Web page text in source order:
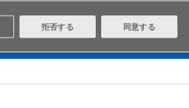
拒否する 同意する